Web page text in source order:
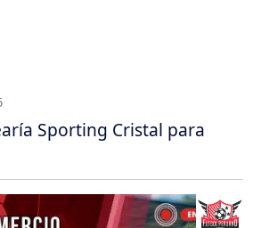
Sporting Cristal para